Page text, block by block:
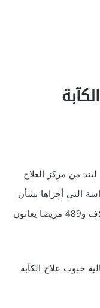
من مركز العلاج
التي أجراها بشأن
هذه النبتة إلى 29 دراسة، شملت خمسة آلاف و489 مريضا يعانون
حبوب علاج الكآبة